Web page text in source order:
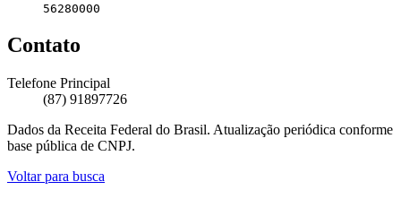
56280000
Contato
Telefone Principal
(87) 91897726
Dados da Receita Federal do Brasil. Atualização periódica conforme
base pública de CNPJ.
Voltar para busca